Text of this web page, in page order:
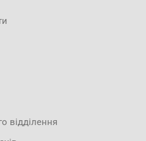
відділення